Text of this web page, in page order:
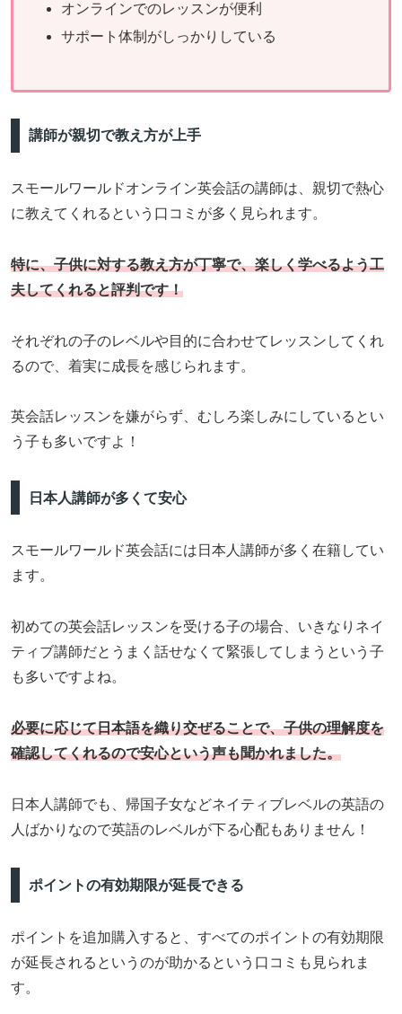
オンラインでのレッスンが便利
サポート体制がしっかりしている
講師が親切で教え方が上手
スモールワールドオンライン英会話の講師は、親切で熱心
に教えてくれるという口コミが多く見られます。
特に、子供に対する教え方が丁寧で、楽しく学べるよう工
夫してくれると評判です！
それぞれの子のレベルや目的に合わせてレッスンしてくれ
るので、着実に成長を感じられます。
英会話レッスンを嫌がらず、むしろ楽しみにしているとい
う子も多いですよ！
日本人講師が多くて安心
スモールワールド英会話には日本人講師が多く在籍してい
ます。
初めての英会話レッスンを受ける子の場合、いきなりネイ
ティブ講師だとうまく話せなくて緊張してしまうという子
も多いですよね。
必要に応じて日本語を織り交ぜることで、子供の理解度を
確認してくれるので安心という声も聞かれました。
日本人講師でも、帰国子女などネイティブレベルの英語の
人ばかりなので英語のレベルが下る心配もありません！
ポイントの有効期限が延長できる
ポイントを追加購入すると、すべてのポイントの有効期限
が延長されるというのが助かるという口コミも見られま
す。